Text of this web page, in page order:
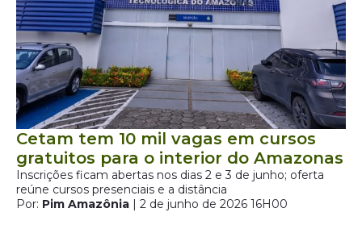
Cetam tem 10 mil vagas em cursos
gratuitos para o interior do Amazonas
Inscrições ficam abertas nos dias 2 e 3 de junho; oferta
reúne cursos presenciais e a distância
Por: Pim Amazônia | 2 de junho de 2026 16H00